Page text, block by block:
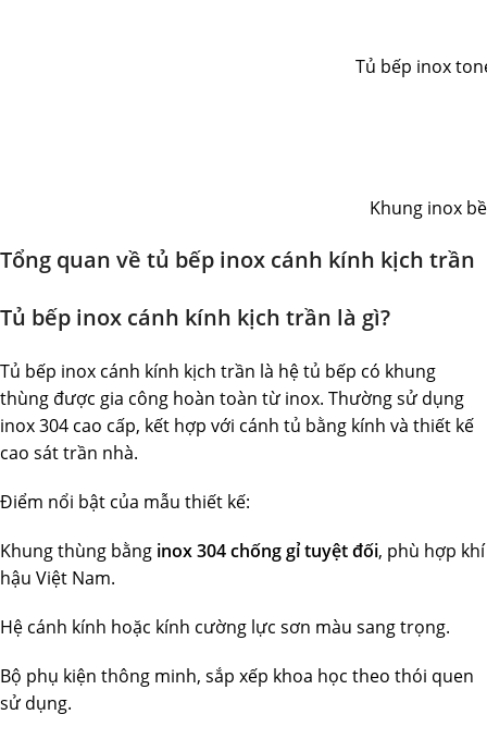
Tủ bếp inox
Khung inox
Tổng quan về tủ bếp inox cánh kính kịch trần
Tủ bếp inox cánh kính kịch trần là gì?
Tủ bếp inox cánh kính kịch trần là hệ tủ bếp có khung
thùng được gia công hoàn toàn từ inox. Thường sử dụng
inox 304 cao cấp, kết hợp với cánh tủ bằng kính và thiết kế
cao sát trần nhà.
Điểm nổi bật của mẫu thiết kế:
Khung thùng bằng inox 304 chống gỉ tuyệt đối, phù hợp khí
hậu Việt Nam.
Hệ cánh kính hoặc kính cường lực sơn màu sang trọng.
Bộ phụ kiện thông minh, sắp xếp khoa học theo thói quen
sử dụng.